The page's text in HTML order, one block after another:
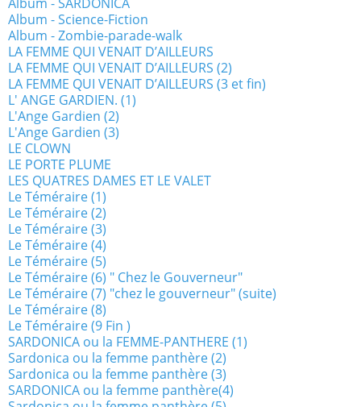
Album - Science-Fiction
Album - Zombie-parade-walk
LA FEMME QUI VENAIT D’AILLEURS
LA FEMME QUI VENAIT D’AILLEURS (2)
LA FEMME QUI VENAIT D’AILLEURS (3 et fin)
L' ANGE GARDIEN. (1)
L'Ange Gardien (2)
L'Ange Gardien (3)
LE CLOWN
LE PORTE PLUME
LES QUATRES DAMES ET LE VALET
Le Téméraire (1)
Le Téméraire (2)
Le Téméraire (3)
Le Téméraire (4)
Le Téméraire (5)
Le Téméraire (6) " Chez le Gouverneur"
Le Téméraire (7) "chez le gouverneur" (suite)
Le Téméraire (8)
Le Téméraire (9 Fin )
SARDONICA ou la FEMME-PANTHERE (1)
Sardonica ou la femme panthère (2)
Sardonica ou la femme panthère (3)
SARDONICA ou la femme panthère(4)